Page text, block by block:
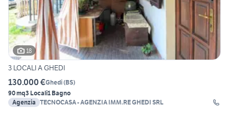
18
3 LOCALI A GHEDI
130.000 €Ghedi(BS)
90 mq3 Locali1 Bagno
Agenzia TECNOCASA - AGENZIA IMM.RE GHEDI SRL